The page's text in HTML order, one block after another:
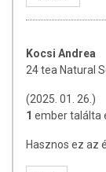
Kocsi Andrea
24 tea Natural
(2025. 01. 26.)
1 ember találta
Hasznos ez az